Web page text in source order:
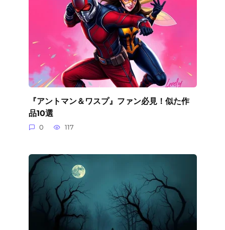
『アントマン＆ワスプ』ファン必見！似た作
品10選
0 117